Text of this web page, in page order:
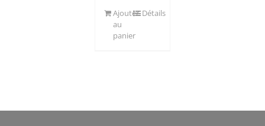
Ajouter
au
panier
Détails